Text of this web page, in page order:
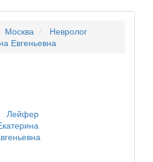
Москва
Невролог
Евгеньевна